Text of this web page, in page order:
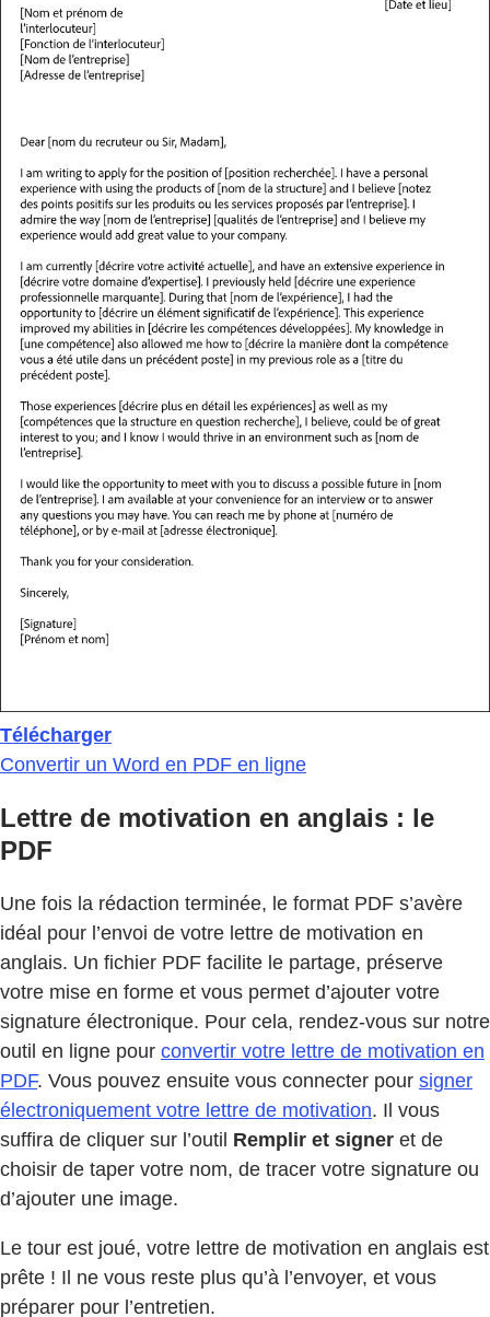
Télécharger
Convertir un Word en PDF en ligne
Lettre de motivation en anglais : le
PDF
Une fois la rédaction terminée, le format PDF s’avère
idéal pour l’envoi de votre lettre de motivation en
anglais. Un fichier PDF facilite le partage, préserve
votre mise en forme et vous permet d’ajouter votre
signature électronique. Pour cela, rendez-vous sur notre
outil en ligne pour convertir votre lettre de motivation en
PDF. Vous pouvez ensuite vous connecter pour signer
électroniquement votre lettre de motivation. Il vous
suffira de cliquer sur l’outil Remplir et signer et de
choisir de taper votre nom, de tracer votre signature ou
d’ajouter une image.
Le tour est joué, votre lettre de motivation en anglais est
prête ! Il ne vous reste plus qu’à l’envoyer, et vous
préparer pour l’entretien.